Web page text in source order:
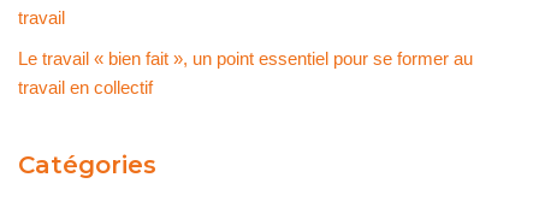
travail
Le travail « bien fait », un point essentiel pour se former au
travail en collectif
Catégories